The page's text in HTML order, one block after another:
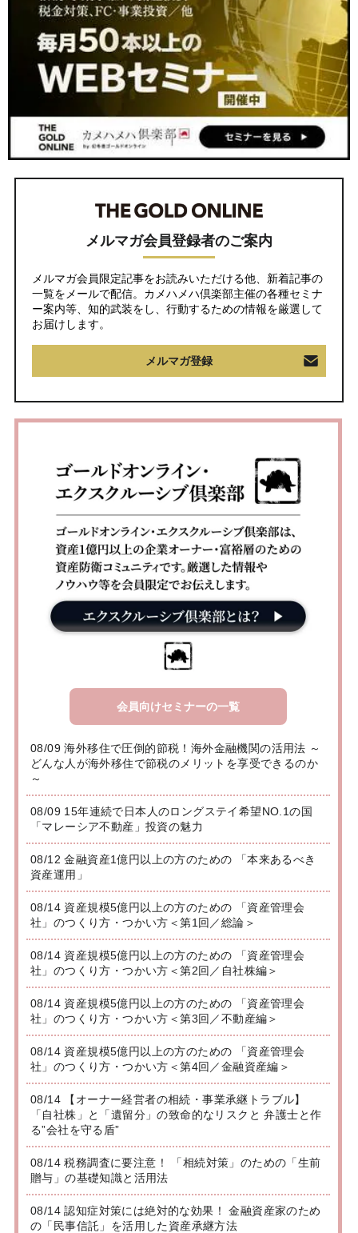
メルマガ会員登録者のご案内
メルマガ会員限定記事をお読みいただける他、新着記事の
一覧をメールで配信。カメハメハ倶楽部主催の各種セミナ
ー案内等、知的武装をし、行動するための情報を厳選して
お届けします。
メルマガ登録
会員向けセミナーの一覧
08/09 海外移住で圧倒的節税！海外金融機関の活用法 ～
どんな人が海外移住で節税のメリットを享受できるのか
～
08/09 15年連続で日本人のロングステイ希望NO.1の国
「マレーシア不動産」投資の魅力
08/12 金融資産1億円以上の方のための 「本来あるべき
資産運用」
08/14 資産規模5億円以上の方のための 「資産管理会
社」のつくり方・つかい方＜第1回／総論＞
08/14 資産規模5億円以上の方のための 「資産管理会
社」のつくり方・つかい方＜第2回／自社株編＞
08/14 資産規模5億円以上の方のための 「資産管理会
社」のつくり方・つかい方＜第3回／不動産編＞
08/14 資産規模5億円以上の方のための 「資産管理会
社」のつくり方・つかい方＜第4回／金融資産編＞
08/14 【オーナー経営者の相続・事業承継トラブル】
「自社株」と「遺留分」の致命的なリスクと 弁護士と作
る”会社を守る盾”
08/14 税務調査に要注意！ 「相続対策」のための「生前
贈与」の基礎知識と活用法
08/14 認知症対策には絶対的な効果！ 金融資産家のため
の「民事信託」を活用した資産承継方法